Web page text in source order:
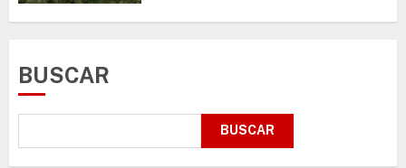
BUSCAR
BUSCAR